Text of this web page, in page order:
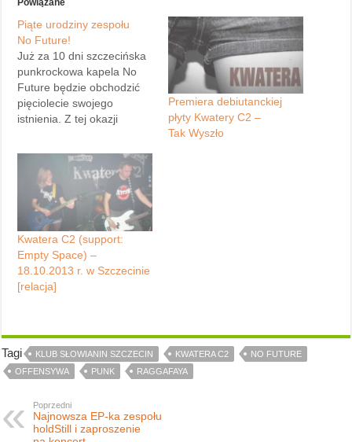
Powiązane
Piąte urodziny zespołu
No Future!
Już za 10 dni szczecińska
punkrockowa kapela No
Future będzie obchodzić
pięciolecie swojego
istnienia. Z tej okazji
zaprosić na wielkie
świętowanie do
Słowianina. Obok
jubilatów, na scenie
wystąpią zaproszeni
goście: Leniwiec,
Raggafaya oraz Kwatera
C2. Według informacji na
Facebooku: „Bilety w cenie
przedsprzedaży (20 zł)
Premiera debiutanckiej
płyty Kwatery C2 –
Tak Wyszło
Kwatera C2 (support:
Empty Space) –
18.10.2013 r. w Szczecinie
[relacja]
Tagi KLUB SŁOWIANIN SZCZECIN KWATERA C2
NO FUTURE
OFFENSYWA
PUNK RAGGAFAYA
Poprzedni
Najnowsza EP-ka zespołu
holdStill i zaproszenie